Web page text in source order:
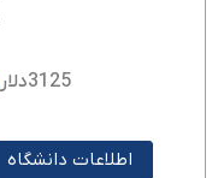
3125دلار
اطلاعات دانشگاه